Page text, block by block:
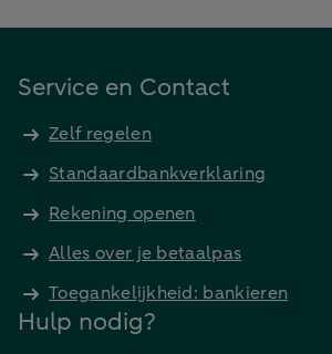
Service en Contact
Zelf regelen
Standaardbankverklaring
Rekening openen
Alles over je betaalpas
Toegankelijkheid: bankieren
Hulp nodig?